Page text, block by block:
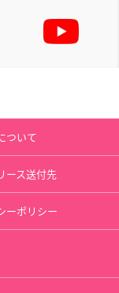
ついて
ース送付先
ーポリシー